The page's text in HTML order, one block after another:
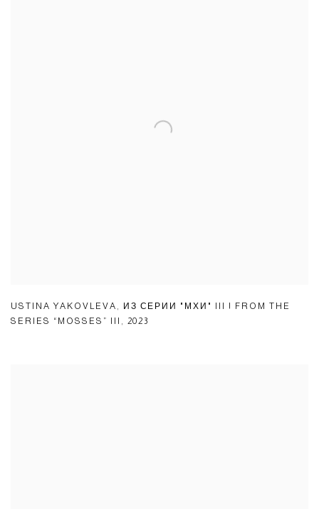
USTINA YAKOVLEVA , ИЗ СЕРИИ "МХИ" III | FROM THE
SERIES “MOSSES” III , 2023